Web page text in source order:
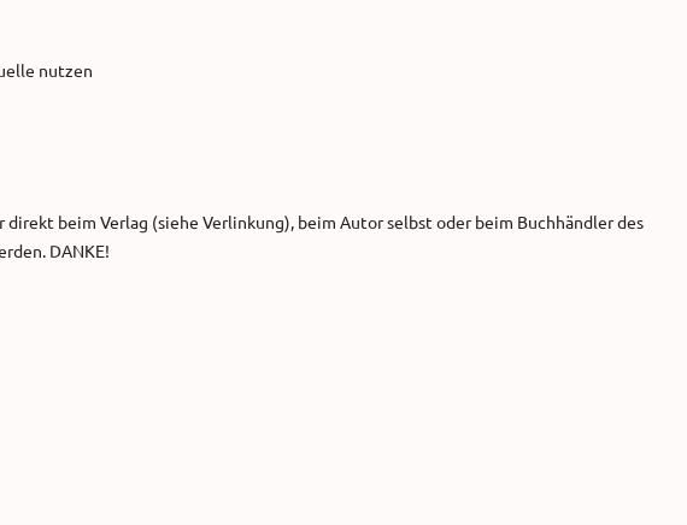
nutzen
direkt beim Verlag (siehe Verlinkung), beim Autor selbst oder beim Buchhändler des
DANKE!